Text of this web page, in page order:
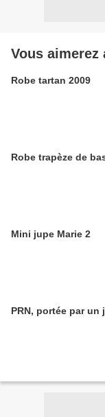
Vous aimerez
Robe tartan 2009
Robe trapèze de
Mini jupe Marie 2
PRN, portée par un